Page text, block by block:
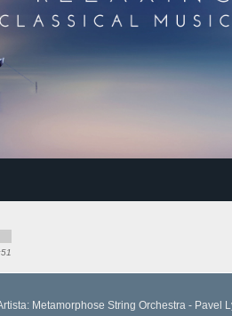
Metamorphose String Orchestra - Pavel